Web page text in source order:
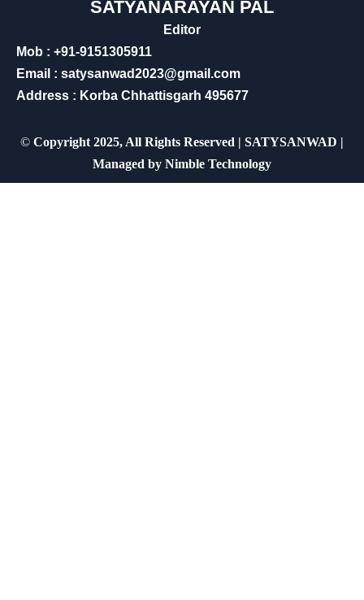
SATYANARAYAN PAL
Editor
Mob : +91-9151305911
Email : satysanwad2023@gmail.com
Address : Korba Chhattisgarh 495677
© Copyright 2025, All Rights Reserved | SATYSANWAD |
Managed by Nimble Technology